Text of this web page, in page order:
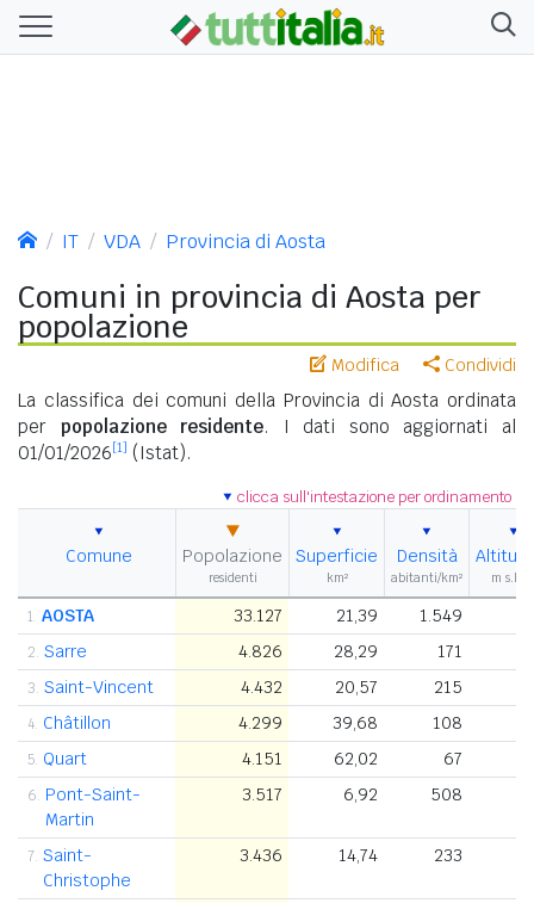
IT VDA Provincia di Aosta
Comuni in provincia di Aosta per
popolazione
Modifica Condividi
La classifica dei comuni della Provincia di Aosta ordinata
per popolazione residente. I dati sono aggiornati al
01/01/2026[1] (Istat).
clicca sull'intestazione per ordinamento
Comune Popolazione
residenti
Superficie
km²
Densità
abitanti/km² m
1. AOSTA 33.127 21,39 1.549
2. Sarre 4.826 28,29 171
3. Saint-Vincent 4.432 20,57 215
4. Châtillon 4.299 39,68 108
5. Quart 4.151 62,02 67
6. Pont-Saint-
Martin
3.517 6,92 508
7. Saint-
Christophe
3.436 14,74 233